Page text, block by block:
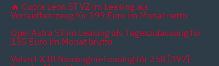
🔥 Cupra Leon ST VZ im Leasing als
Vorlauffahrzeug für 199 Euro im Monat netto
Opel Astra ST im Leasing als Tageszulassung für
135 Euro im Monat brutto
Volvo EX30 Neuwagen-Leasing für 258 [397]